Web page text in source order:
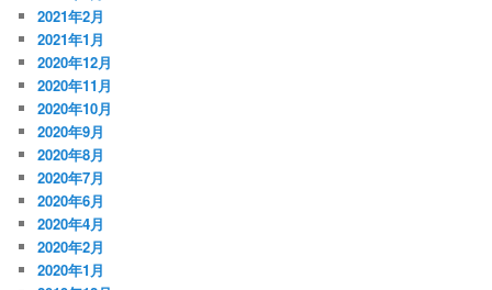
2021年2月
2021年1月
2020年12月
2020年11月
2020年10月
2020年9月
2020年8月
2020年7月
2020年6月
2020年4月
2020年2月
2020年1月